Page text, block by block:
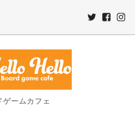
ームカフェ